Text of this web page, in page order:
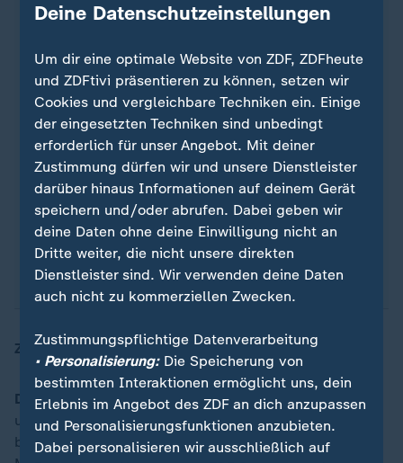
..., Jahrgang 1962, ist stellvertretendes
Leibniz-Institut für Friedens- und Konfliktforschung
und leitet dort den Programmbereich
"Internationale Sicherheit". Er ist zugleich
Professor für Internationale Organisationen an der
Goethe-Universität Frankfurt. Seine
Forschungsschwerpunkte sind Sicherheitspolitik
(insbesondere Kriege und Bürgerkriege,
Terrorismus und Radikalisierung, Nichtverbreitung
von Kernwaffen und Rüstungskontrolle) sowie
internationale Institutionen.
ZDFheute: Welche Auswirkungen hat es auf die USA?
Daase:Die USA untergraben ihre demokratische Basis
und damit die Grundlage ihrer politischen Stärke. Sie
bleiben zwar militärisch stark, aber sie sind kein
Deine Datenschutzeinstellungen
Um dir eine optimale Website von ZDF, ZDFheute
und ZDFtivi präsentieren zu können, setzen wir
Cookies und vergleichbare Techniken ein. Einige
der eingesetzten Techniken sind unbedingt
erforderlich für unser Angebot. Mit deiner
Zustimmung dürfen wir und unsere Dienstleister
darüber hinaus Informationen auf deinem Gerät
speichern und/oder abrufen. Dabei geben wir
deine Daten ohne deine Einwilligung nicht an
Dritte weiter, die nicht unsere direkten
Dienstleister sind. Wir verwenden deine Daten
auch nicht zu kommerziellen Zwecken.
Zustimmungspflichtige Datenverarbeitung
• Personalisierung:Die Speicherung von
bestimmten Interaktionen ermöglicht uns, dein
Erlebnis im Angebot des ZDF an dich anzupassen
und Personalisierungsfunktionen anzubieten.
Dabei personalisieren wir ausschließlich auf